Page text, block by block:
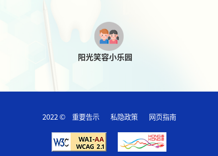
阳光笑容小乐园
2022 © 重要告示 私隐政策 网页指南